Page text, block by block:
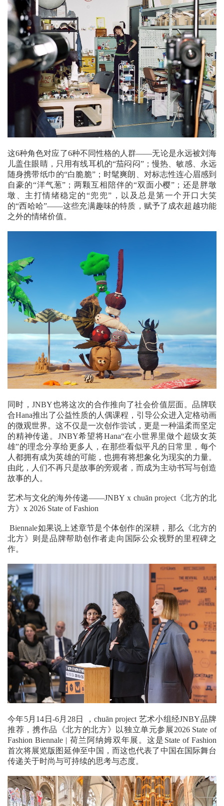
这6种角色对应了6种不同性格的人群——无论是永远被刘海
儿盖住眼睛，只用有线耳机的“茄闷闷”；慢热、敏感、永远
随身携带纸巾的“白脆脆”；时髦爽朗、对标志性连心眉感到
自豪的“洋气葱”；两颗互相陪伴的“双面小樱”；还是胖墩
墩、主打情绪稳定的“兜兜”，以及总是第一个开口大笑
的“西哈哈”——这些充满趣味的特质，赋予了成衣超越功能
之外的情绪价值。
同时，JNBY也将这次的合作推向了社会价值层面。品牌联
合Hana推出了公益性质的人偶课程，引导公众进入定格动画
的微观世界。这不仅是一次创作尝试，更是一种温柔而坚定
的精神传递。JNBY希望将Hana“在小世界里做个超级女英
雄”的理念分享给更多人，在那些看似平凡的日常里，每个
人都拥有成为英雄的可能，也拥有将想象化为现实的力量。
由此，人们不再只是故事的旁观者，而成为主动书写与创造
故事的人。
艺术与文化的海外传递——JNBY x chuān project《北方的北
方》x 2026 State of Fashion
Biennale如果说上述章节是个体创作的深耕，那么《北方的
北方》则是品牌帮助创作者走向国际公众视野的里程碑之
作。
今年5月14日-6月28日 ，chuān project 艺术小组经JNBY品牌
推荐，携作品《北方的北方》以独立单元参展2026 State of
Fashion Biennale | 荷兰阿纳姆双年展。这是State of Fashion
首次将展览版图延伸至中国，而这也代表了中国在国际舞台
传递关于时尚与可持续的思考与态度。